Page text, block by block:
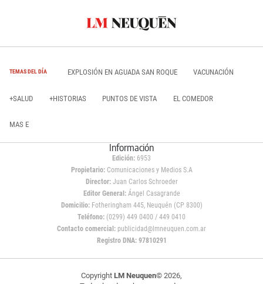
TEMAS DEL DÍA EXPLOSIÓN EN AGUADA SAN ROQUE VACUNACIÓN
+SALUD +HISTORIAS PUNTOS DE VISTA EL COMEDOR
MAS E
Información
Edición: 6953
Propietario:Comunicaciones y Medios S.A
Director: Juan Carlos Schroeder
Editor General:Ángel Casagrande
Domicilio:Fotheringham 445, Neuquén (CP 8300)
Teléfono: (0299) 449 0400 / 449 0410
Contacto comercial: publicidad@lmneuquen.com.ar
Registro DNA: 97810291
Copyright LM Neuquen© 2026,